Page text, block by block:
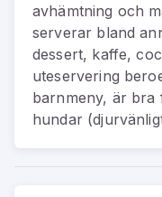
avhämtning och
serverar bland
dessert, kaffe,
uteservering
barnmeny, är
hundar